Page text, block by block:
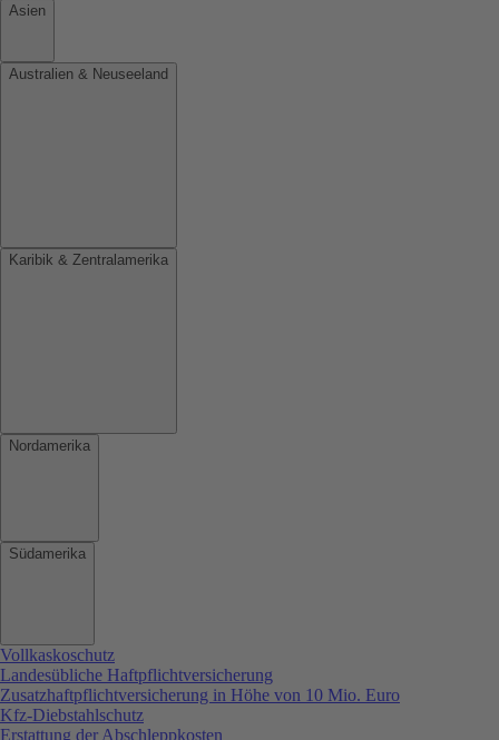
Asien
Australien & Neuseeland
Karibik & Zentralamerika
Nordamerika
Südamerika
Vollkaskoschutz
Landesübliche Haftpflichtversicherung
Zusatzhaftpflichtversicherung in Höhe von 10 Mio. Euro
Kfz-Diebstahlschutz
Erstattung der Abschleppkosten